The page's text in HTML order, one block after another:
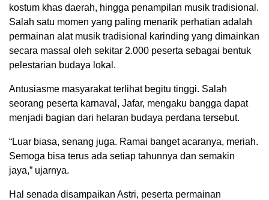
kostum khas daerah, hingga penampilan musik tradisional.
Salah satu momen yang paling menarik perhatian adalah
permainan alat musik tradisional karinding yang dimainkan
secara massal oleh sekitar 2.000 peserta sebagai bentuk
pelestarian budaya lokal.
Antusiasme masyarakat terlihat begitu tinggi. Salah
seorang peserta karnaval, Jafar, mengaku bangga dapat
menjadi bagian dari helaran budaya perdana tersebut.
“Luar biasa, senang juga. Ramai banget acaranya, meriah.
Semoga bisa terus ada setiap tahunnya dan semakin
jaya,” ujarnya.
Hal senada disampaikan Astri, peserta permainan